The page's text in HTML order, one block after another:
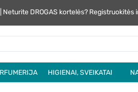
DROGAS kortelės? Registruokitės
HIGIENAI, SVEIKATAI